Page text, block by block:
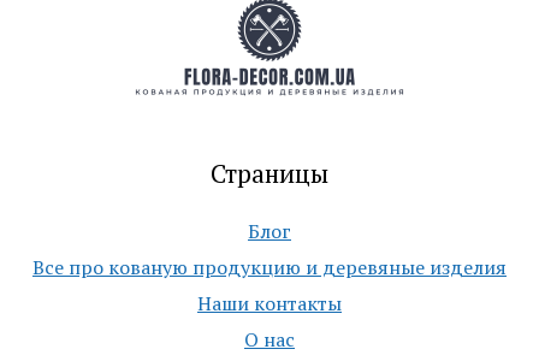
Страницы
Блог
Все про кованую продукцию и деревяные изделия
Наши контакты
О нас